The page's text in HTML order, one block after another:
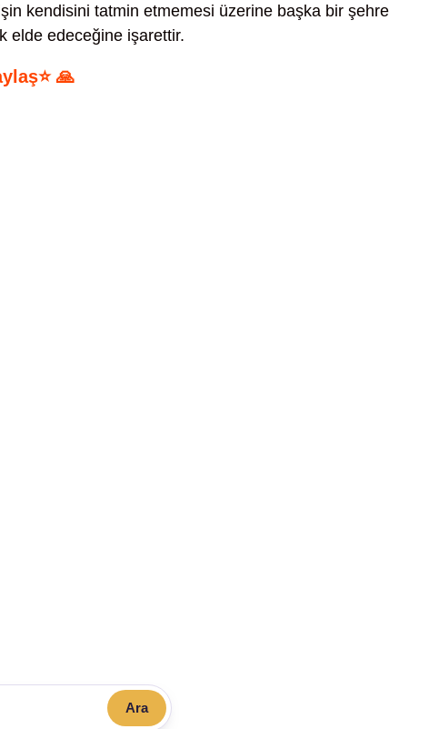
kendisini tatmin etmemesi üzerine başka bir şehre
elde edeceğine işarettir.
🙏
Ara